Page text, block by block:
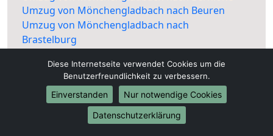
Umzug von Mönchengladbach nach Beuren
Umzug von Mönchengladbach nach
Brastelburg
Geiselwang
Umzug von Mönchengladbach nach
Hohenberg
Umzug von Mönchengladbach nach Neubau
Umzug von Mönchengladbach nach
Diese Internetseite verwendet Cookies um die
Benutzerfreundlichkeit zu verbessern.
Einverstanden
Nur notwendige Cookies
Datenschutzerklärung